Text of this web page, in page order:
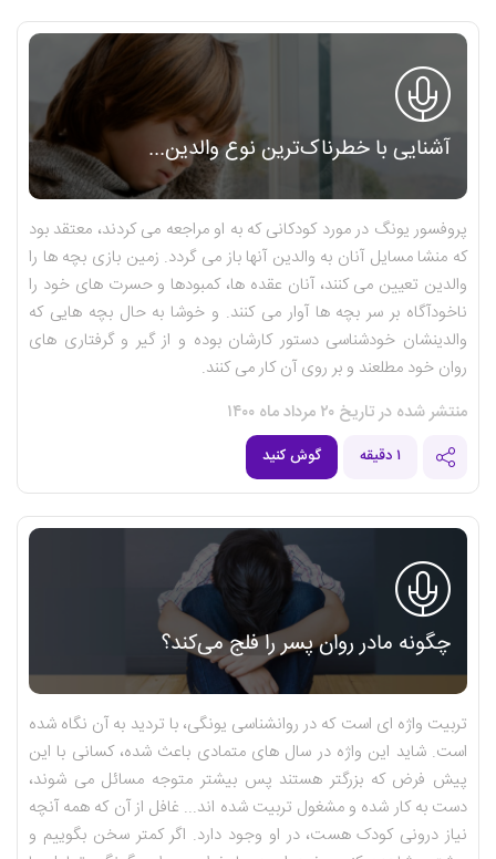
آشنایی با خطرناک‌ترین نوع والدین...
پروفسور یونگ در مورد کودکانی که به او مراجعه می کردند، معتقد بود
که منشا مسایل آنان به والدین آنها باز می گردد. زمین بازی بچه ها را
والدین تعیین می کنند، آنان عقده ها، کمبودها و حسرت های خود را
ناخودآگاه بر سر بچه ها آوار می کنند. و خوشا به حال بچه هایی که
والدینشان خودشناسی دستور کارشان بوده و از گیر و گرفتاری های
روان خود مطلعند و بر روی آن کار می کنند.
منتشر شده در تاریخ ۲۰ مرداد ماه ۱۴۰۰
۱ دقیقه گوش کنید
چگونه مادر روان پسر را فلج می‌کند؟
تربیت واژه ای است که در روانشناسی یونگی، با تردید به آن نگاه شده
است. شاید این واژه در سال های متمادی باعث شده، کسانی با این
پیش فرض که بزرگتر هستند پس بیشتر متوجه مسائل می شوند،
دست به کار شده و مشغول تربیت شده اند... غافل از آن که همه آنچه
نیاز درونی کودک هست، در او وجود دارد. اگر کمتر سخن بگوییم و